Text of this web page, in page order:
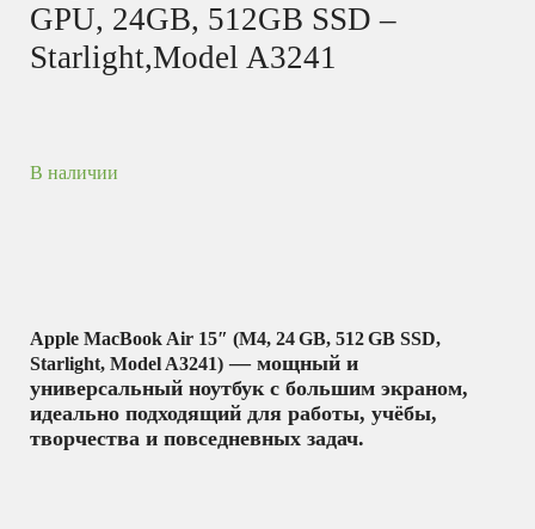
GPU, 24GB, 512GB SSD –
Starlight,Model A3241
В наличии
Apple MacBook Air 15″ (M4, 24 GB, 512 GB SSD,
Starlight, Model A3241) — мощный и
универсальный ноутбук с большим экраном,
идеально подходящий для работы, учёбы,
творчества и повседневных задач.